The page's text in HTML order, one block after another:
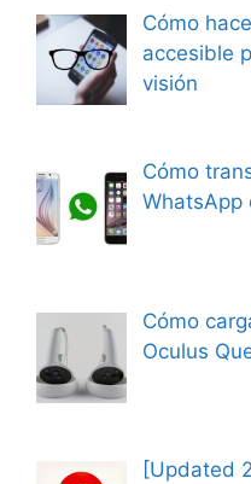
Cómo
accesible
visión
Cómo
WhatsApp
Cómo
Oculus
[Updated